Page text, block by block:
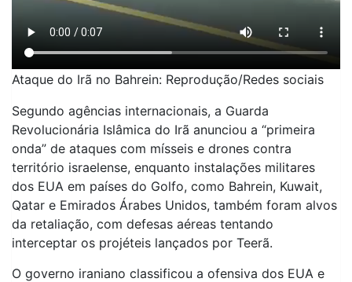
Ataque do Irã no Bahrein: Reprodução/Redes sociais
Segundo agências internacionais, a Guarda
Revolucionária Islâmica do Irã anunciou a “primeira
onda” de ataques com mísseis e drones contra
território israelense, enquanto instalações militares
dos EUA em países do Golfo, como Bahrein, Kuwait,
Qatar e Emirados Árabes Unidos, também foram alvos
da retaliação, com defesas aéreas tentando
interceptar os projéteis lançados por Teerã.
O governo iraniano classificou a ofensiva dos EUA e